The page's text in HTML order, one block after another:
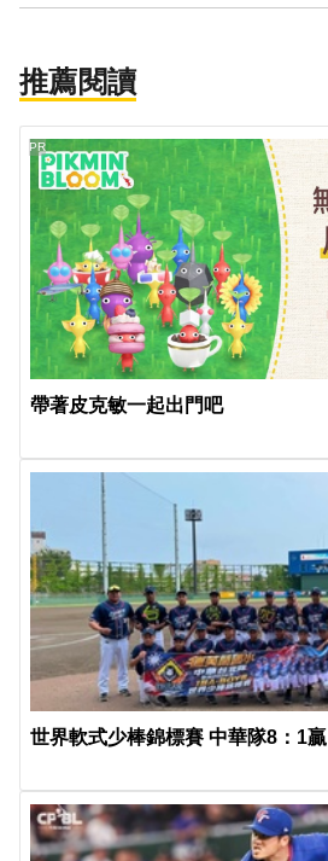
推薦閱讀
帶著皮克敏一起出門吧
PR
世界軟式少棒錦標賽 中華隊8：1